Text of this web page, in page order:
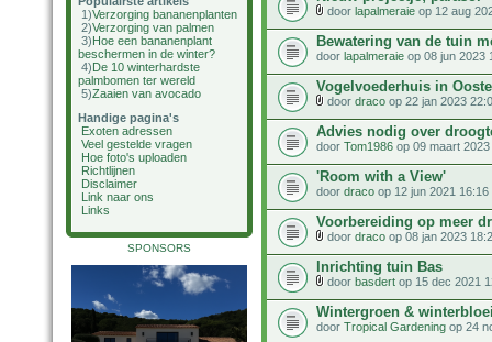
1)Verzorging bananenplanten
2)Verzorging van palmen
3)Hoe een bananenplant
beschermen in de winter?
4)De 10 winterhardste
palmbomen ter wereld
5)Zaaien van avocado
Handige pagina's
Exoten adressen
Veel gestelde vragen
Hoe foto's uploaden
Richtlijnen
Disclaimer
Link naar ons
Links
SPONSORS
door lapalmeraie op 12 aug
Bewatering van de tuin
door lapalmeraie op 08 jun 2023
Vogelvoederhuis in
door draco op 22 jan 2023
Advies nodig over
door Tom1986 op 09 maart 2023
'Room with a View'
door draco op 12 jun 2021 16:16
Voorbereiding op meer
door draco op 08 jan 2023
Inrichting tuin Bas
door basdert op 15 dec 2021
Wintergroen &
door Tropical Gardening op 24